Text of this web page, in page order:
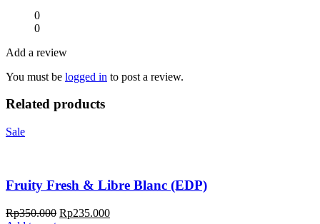
0
0
Add a review
You must be logged in to post a review.
Related products
Sale
Fruity Fresh & Libre Blanc (EDP)
Rp350.000 Rp235.000